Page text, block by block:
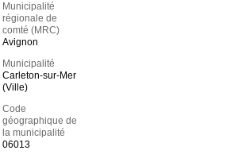
Municipalité
régionale de
comté (MRC)
Avignon
Municipalité
Carleton-sur-Mer
(Ville)
Code
géographique de
la municipalité
06013